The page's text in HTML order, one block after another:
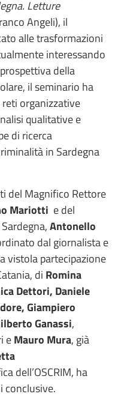
Letture
Angeli), il
alle trasformazioni
interessando
della
il seminario ha
organizzative
qualitative e
di ricerca
in Sardegna
del Magnifico Rettore
Mariotti e del
Antonello
dal giornalista e
vistola partecipazione
di Romina
Dettori, Daniele
Giampiero
Ganassi,
eMauro Mura, già
dell’OSCRIM, ha
conclusive.